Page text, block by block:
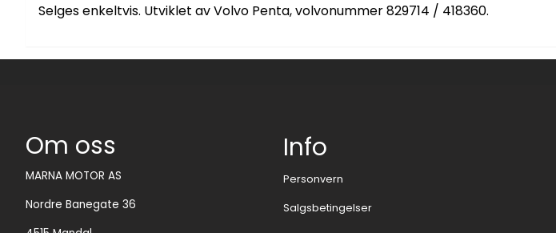
Selges enkeltvis. Utviklet av Volvo Penta, volvonummer 829714 / 418360.
Om oss
MARNA MOTOR AS
Nordre Banegate 36
Info
Personvern
Salgsbetingelser